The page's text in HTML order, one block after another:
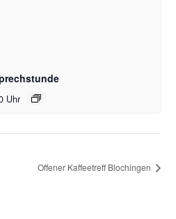
Uhr
Offener Kaffeetreff Blochingen